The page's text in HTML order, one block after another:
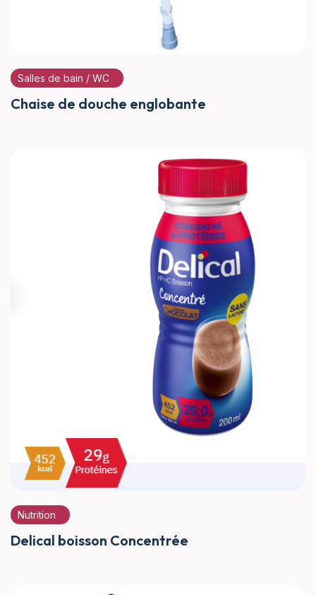
Salles de bain / WC
Chaise de douche englobante
Nutrition
Delical boisson Concentrée